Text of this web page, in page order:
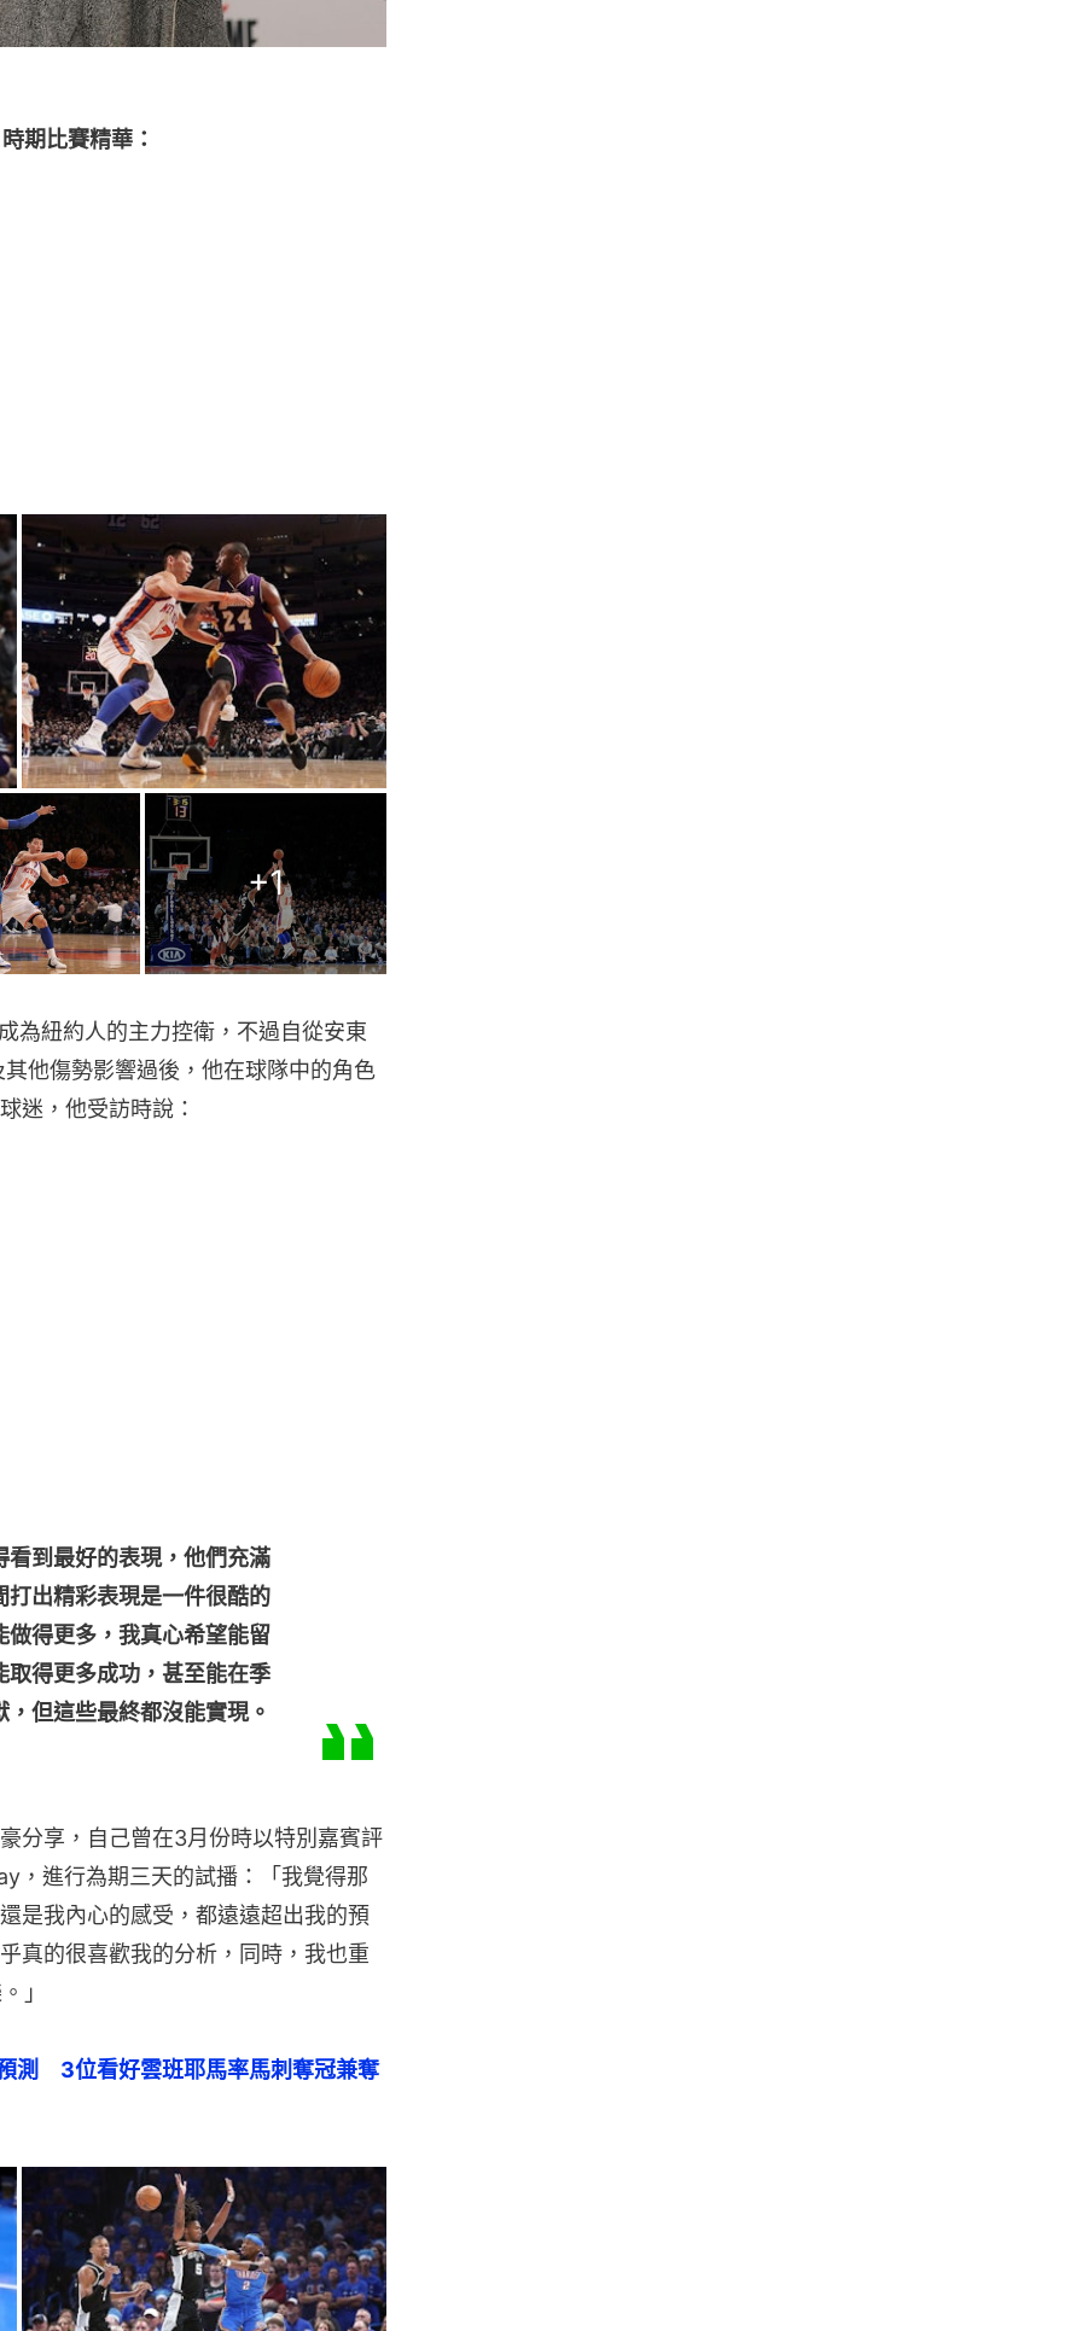
期比賽精華：
+1
為紐約人的主力控衛，不過自從安東
他傷勢影響過後，他在球隊中的角色
迷，他受訪時說：
到最好的表現，他們充滿
出精彩表現是一件很酷的
得更多，我真心希望能留
得更多成功，甚至能在季
但這些最終都沒能實現。
分享，自己曾在3月份時以特別嘉賓評
，進行為期三天的試播：「我覺得那
是我內心的感受，都遠遠超出我的預
真的很喜歡我的分析，同時，我也重
」
測　3位看好雲班耶馬率馬刺奪冠兼奪